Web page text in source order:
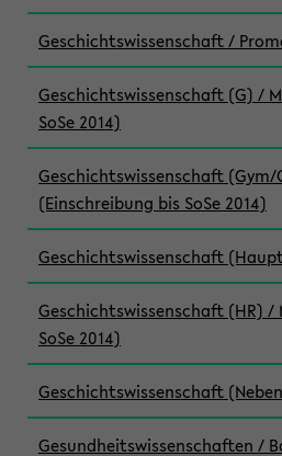
Geschichtswissenschaft /
Geschichtswissenschaft (G) /
SoSe 2014)
Geschichtswissenschaft (Gym/
(Einschreibung bis SoSe 2014)
Geschichtswissenschaft
Geschichtswissenschaft (HR) /
SoSe 2014)
Geschichtswissenschaft
Gesundheitswissenschaften /